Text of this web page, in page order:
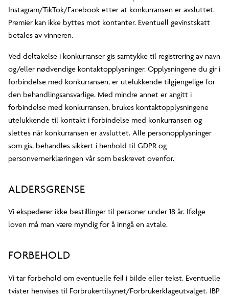
Instagram/TikTok/Facebook etter at konkurransen er avsluttet.
Premier kan ikke byttes mot kontanter. Eventuell gevinstskatt
betales av vinneren.
Ved deltakelse i konkurranser gis samtykke til registrering av navn
og/eller nødvendige kontaktopplysninger. Opplysningene du gir i
forbindelse med konkurransen, er utelukkende tilgjengelige for
den behandlingsansvarlige. Med mindre annet er angitt i
forbindelse med konkurransen, brukes kontaktopplysningene
utelukkende til kontakt i forbindelse med konkurransen og
slettes når konkurransen er avsluttet. Alle personopplysninger
som gis, behandles sikkert i henhold til GDPR og
personvernerklæringen vår som beskrevet ovenfor.
ALDERSGRENSE
Vi ekspederer ikke bestillinger til personer under 18 år. Ifølge
loven må man være myndig for å inngå en avtale.
FORBEHOLD
Vi tar forbehold om eventuelle feil i bilde eller tekst. Eventuelle
tvister henvises til Forbrukertilsynet/Forbrukerklageutvalget. IBP